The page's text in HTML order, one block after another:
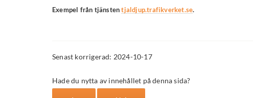
Exempel från tjänstentjaldjup.trafikverket.se.
Senast korrigerad: 2024-10-17
Hade du nytta av innehållet på denna sida?